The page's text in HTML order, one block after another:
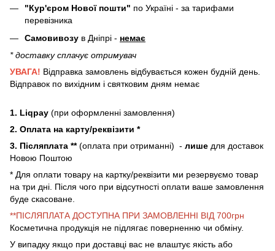
"Кур'єром Нової пошти" по Україні - за тарифами
перевізника
Самовивозу в Дніпрі - немає
* доставку сплачує отримувач
УВАГА! Відправка замовлень відбувається кожен будній день.
Відправок по вихідним і святковим дням немає
1. Liqpay (при оформленні замовлення)
2. Оплата на карту/реквізити *
3. Післяплата **(оплата при отриманні) - лише для доставок
Новою Поштою
* Для оплати товару на картку/реквізити ми резервуємо товар
на три дні. Після чого при відсутності оплати ваше замовлення
буде скасоване.
**ПІСЛЯПЛАТА ДОСТУПНА ПРИ ЗАМОВЛЕННІ ВІД 700грн
Косметична продукція не підлягає поверненню чи обміну.
У випадку якщо при доставці вас не влаштує якість або